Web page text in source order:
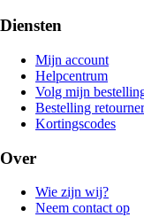
Diensten
Mijn account
Helpcentrum
Volg mijn
Bestelling
Kortingscodes
Over
Wie zijn wij?
Neem contact op